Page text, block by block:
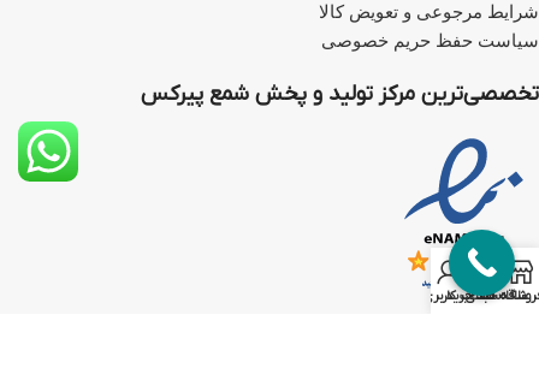
شرایط مرجوعی و تعویض کالا
سیاست حفظ حریم خصوصی
تخصصی‌ترین مرکز تولید و پخش شمع پیرکس
علاقه مندی
0
سبد خرید
حساب کاربری من